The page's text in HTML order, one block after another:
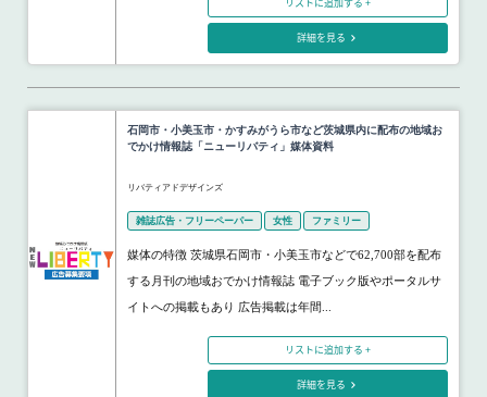
詳細を見る
石岡市・小美玉市・かすみがうら市など茨城県内に配布の地域お
でかけ情報誌「ニューリバティ」媒体資料
リバティアドデザインズ
雑誌広告・フリーペーパー 女性 ファミリー
媒体の特徴 茨城県石岡市・小美玉市などで62,700部を配布
する月刊の地域おでかけ情報誌 電子ブック版やポータルサ
イトへの掲載もあり 広告掲載は年間...
リストに追加する +
詳細を見る